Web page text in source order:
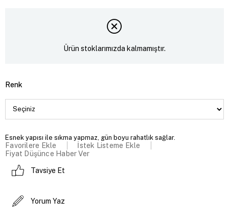
Ürün stoklarımızda kalmamıştır.
Renk
Esnek yapısı ile sıkma yapmaz, gün boyu rahatlık sağlar.
Favorilere Ekle
İstek Listeme Ekle
Fiyat Düşünce Haber Ver
Tavsiye Et
Yorum Yaz